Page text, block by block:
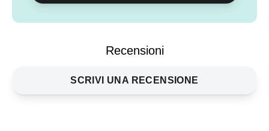
Recensioni
SCRIVI UNA RECENSIONE